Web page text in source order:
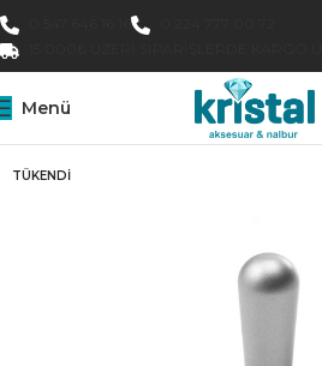
Menü
TÜKENDI